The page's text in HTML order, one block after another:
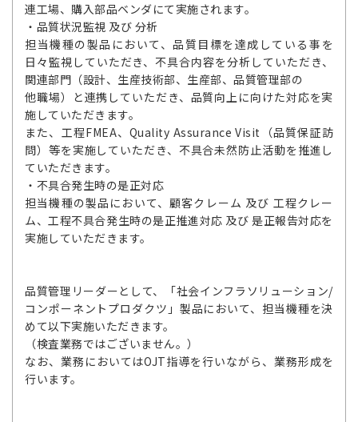
連工場、購入部品ベンダにて実施されます。
・品質状況監視 及び 分析
担当機種の製品において、品質目標を達成している事を
日々監視していただき、不具合内容を分析していただき、
関連部門（設計、生産技術部、生産部、品質管理部の
他職場）と連携していただき、品質向上に向けた対応を実
施していただきます。
また、工程FMEA、Quality Assurance Visit（品質保証訪
問）等を実施していただき、不具合未然防止活動を推進し
ていただきます。
・不具合発生時の是正対応
担当機種の製品において、顧客クレーム 及び 工程クレー
ム、工程不具合発生時の是正推進対応 及び 是正報告対応を
実施していただきます。
品質管理リーダーとして、「社会インフラソリューション/
コンポーネントプロダクツ」製品において、担当機種を決
めて以下実施いただきます。
（検査業務ではございません。）
なお、業務においてはOJT指導を行いながら、業務形成を
行います。